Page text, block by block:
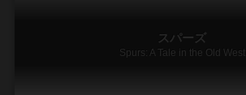
スパーズ
Spurs: A Tale in the Old West